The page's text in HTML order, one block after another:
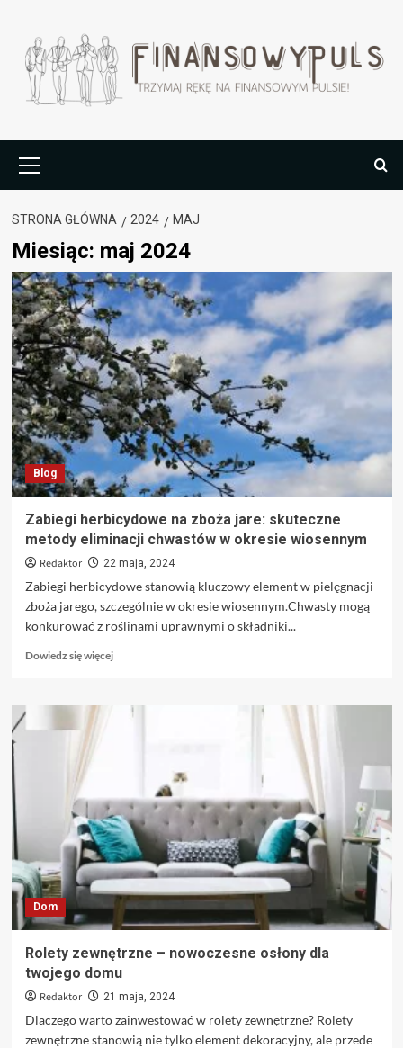
treści
główne
STRONA GŁÓWNA 2024 MAJ
Miesiąc: maj 2024
Blog
Zabiegi herbicydowe na zboża jare: skuteczne
metody eliminacji chwastów w okresie wiosennym
Redaktor 22 maja, 2024
Zabiegi herbicydowe stanowią kluczowy element w pielęgnacji
zboża jarego, szczególnie w okresie wiosennym.Chwasty mogą
konkurować z roślinami uprawnymi o składniki...
Dowiedz się więcejDowiedz
Zabiegi
skuteczne
metody
eliminacji
chwastów
w
okresie
wiosennym
Dom
Rolety zewnętrzne – nowoczesne osłony dla
twojego domu
Redaktor 21 maja, 2024
Dlaczego warto zainwestować w rolety zewnętrzne? Rolety
zewnętrzne stanowią nie tylko element dekoracyjny, ale przede